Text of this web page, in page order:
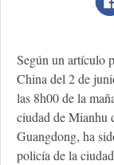
Según un artículo
China del 2 de
las 8h00 de la
ciudad de Mianhu
Guangdong, ha
policía de la